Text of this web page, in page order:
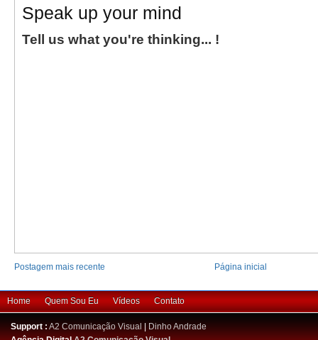
Speak up your mind
Tell us what you're thinking... !
Postagem mais recente Página inicial
Home Quem Sou Eu Vídeos Contato
Support : A2 Comunicação Visual
Dinho Andrade